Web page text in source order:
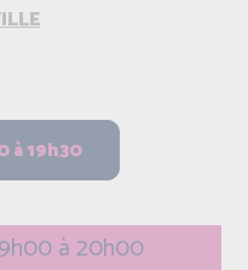
à 20h00